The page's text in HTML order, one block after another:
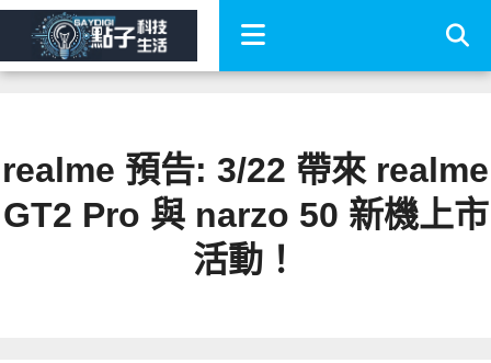
realme 預告: 3/22 帶來 realme
GT2 Pro 與 narzo 50 新機上市
活動！